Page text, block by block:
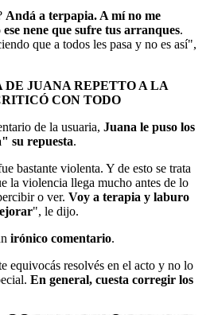
Andá a terpapia. A mí no me
nene que sufre tus arranques.
que a todos les pasa y no es así",
DE JUANA REPETTO A LA
CON TODO
de la usuaria, Juana le puso los
su repuesta.
bastante violenta. Y de esto se trata
la violencia llega mucho antes de lo
o ver. Voy a terapia y laburo
", le dijo.
irónico comentario.
equivocás resolvés en el acto y no lo
En general, cuesta corregir los